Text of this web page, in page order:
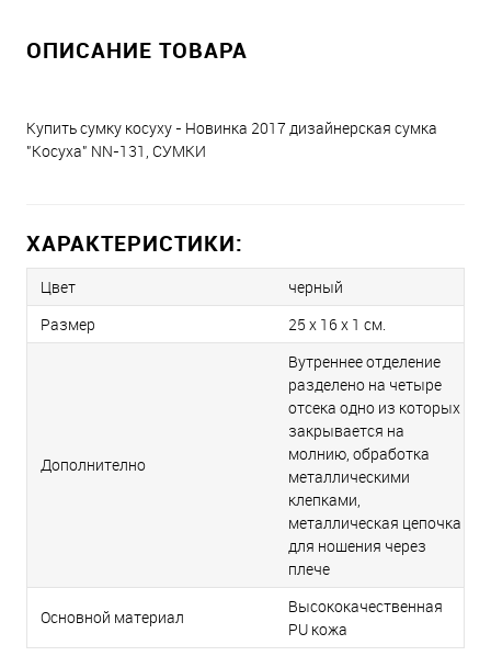
ОПИСАНИЕ ТОВАРА
Купить сумку косуху - Новинка 2017 дизайнерская сумка
"Косуха" NN-131, СУМКИ
ХАРАКТЕРИСТИКИ:
Цвет
черный
Размер
25 x 16 x 1 см.
Дополнително
Вутреннее отделение
разделено на четыре
отсека одно из которых
закрывается на
молнию, обработка
металлическими
клепками,
металлическая цепочка
для ношения через
плече
Основной материал
Высококачественная
PU кожа